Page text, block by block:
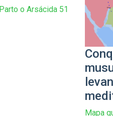
o Arsácida 51
Mapa